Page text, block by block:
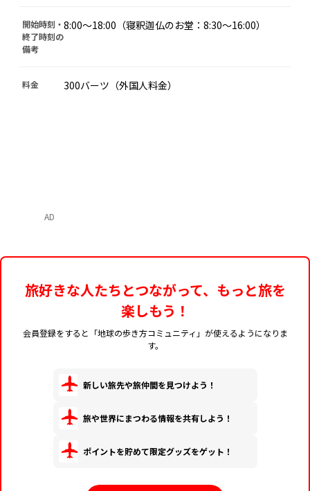
開始時刻・
終了時刻の
備考
8:00〜18:00（寝釈迦仏のお堂：8:30～16:00）
料金 300バーツ（外国人料金）
AD
旅好きな人たちとつながって、もっと旅を
楽しもう！
会員登録をすると「地球の歩き方コミュニティ」が使えるようになりま
す。
新しい旅先や旅仲間を見つけよう！
旅や世界にまつわる情報を共有しよう！
ポイントを貯めて限定グッズをゲット！